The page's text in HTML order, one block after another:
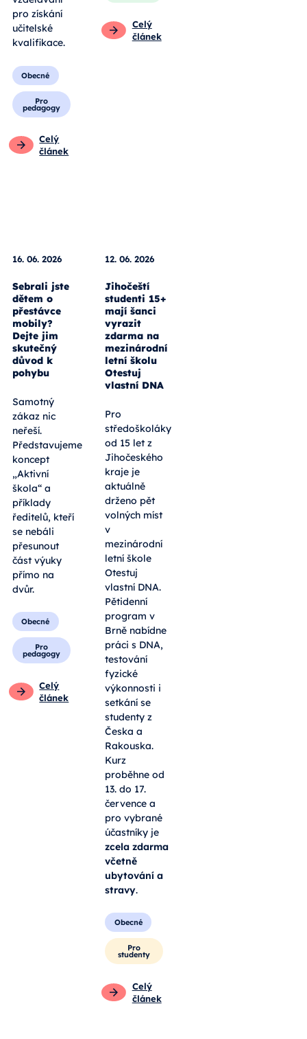
pro získání
učitelské
kvalifikace.
Obecné
Pro
pedagogy
Celý
článek
Celý
článek
16. 06. 2026
Sebrali jste
dětem o
přestávce
mobily?
Dejte jim
skutečný
důvod k
pohybu
Samotný
zákaz nic
neřeší.
Představujeme
koncept
„Aktivní
škola“ a
příklady
ředitelů, kteří
se nebáli
přesunout
část výuky
přímo na
dvůr.
Obecné
Pro
pedagogy
Celý
článek
12. 06. 2026
Jihočeští
studenti 15+
mají šanci
vyrazit
zdarma na
mezinárodní
letní školu
Otestuj
vlastní DNA
Pro
středoškoláky
od 15 let z
Jihočeského
kraje je
aktuálně
drženo pět
volných míst
v
mezinárodní
letní škole
Otestuj
vlastní DNA.
Pětidenní
program v
Brně nabídne
práci s DNA,
testování
fyzické
výkonnosti i
setkání se
studenty z
Česka a
Rakouska.
Kurz
proběhne od
13. do 17.
července a
pro vybrané
účastníky je
zcela zdarma
včetně
ubytování a
stravy.
Obecné
Pro
studenty
Celý
článek